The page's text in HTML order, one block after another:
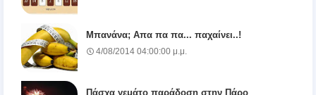
Μπανάνα; Απα πα πα... παχαίνει..!
4/08/2014 04:00:00 μ.μ.
Πάσχα γεμάτο παράδοση στην Πάρο